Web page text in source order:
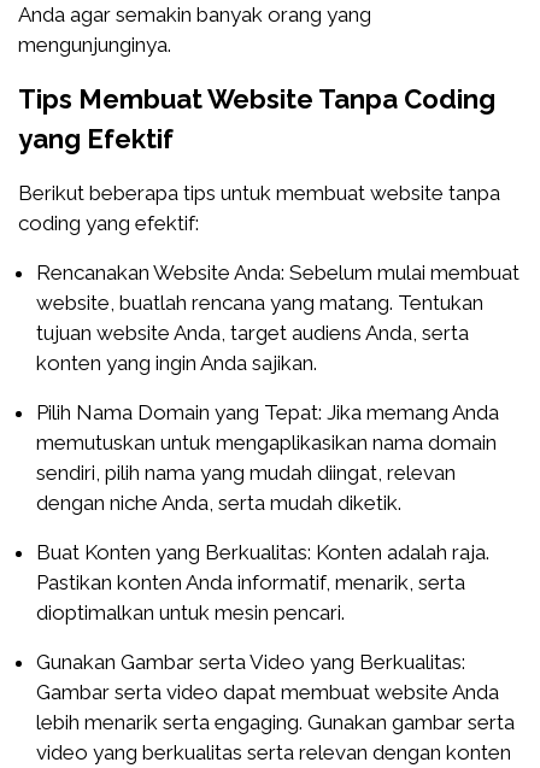
Anda agar semakin banyak orang yang
mengunjunginya.
Tips Membuat Website Tanpa Coding
yang Efektif
Berikut beberapa tips untuk membuat website tanpa
coding yang efektif:
Rencanakan Website Anda: Sebelum mulai membuat
website, buatlah rencana yang matang. Tentukan
tujuan website Anda, target audiens Anda, serta
konten yang ingin Anda sajikan.
Pilih Nama Domain yang Tepat: Jika memang Anda
memutuskan untuk mengaplikasikan nama domain
sendiri, pilih nama yang mudah diingat, relevan
dengan niche Anda, serta mudah diketik.
Buat Konten yang Berkualitas: Konten adalah raja.
Pastikan konten Anda informatif, menarik, serta
dioptimalkan untuk mesin pencari.
Gunakan Gambar serta Video yang Berkualitas:
Gambar serta video dapat membuat website Anda
lebih menarik serta engaging. Gunakan gambar serta
video yang berkualitas serta relevan dengan konten